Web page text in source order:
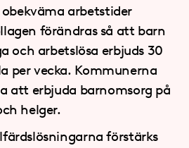
arbetstider
förändras så att barn
och arbetslösa erbjuds 30
per vecka. Kommunerna
att erbjuda barnomsorg på
helger.
förstärks